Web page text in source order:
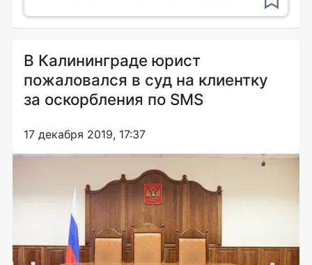
В Калининграде юрист
пожаловался в суд на клиентку
за оскорбления по SMS
17 декабря 2019, 17:37